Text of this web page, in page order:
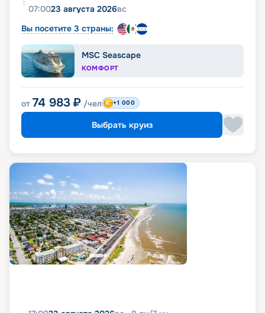
07:0023 августа 2026вс
Вы посетите 3 страны:
MSC Seascape
КОМФОРТ
от 74 983 ₽ /чел +1 000
Выбрать круиз